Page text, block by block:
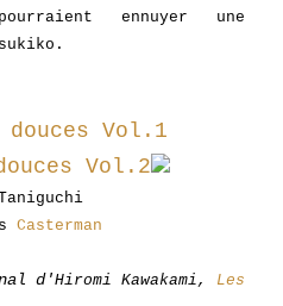
ennuyer une
douces Vol.1
Vol.2
Casterman
d'Hiromi Kawakami, Les